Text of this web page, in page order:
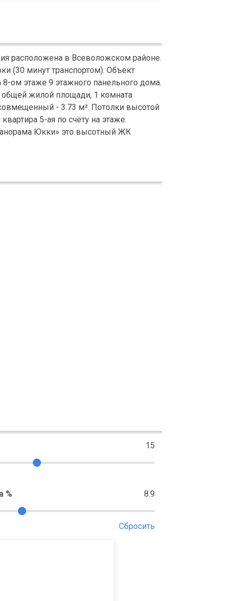
расположена в Всеволожском районе.
(30 минут транспортом). Объект
ом этаже 9 этажного панельного дома.
общей жилой площади, 1 комната
- 3.73 м². Потолки высотой
5-ая по счёту на этаже.
Юкки» это высотный ЖК
15
% 8.9
Сбросить